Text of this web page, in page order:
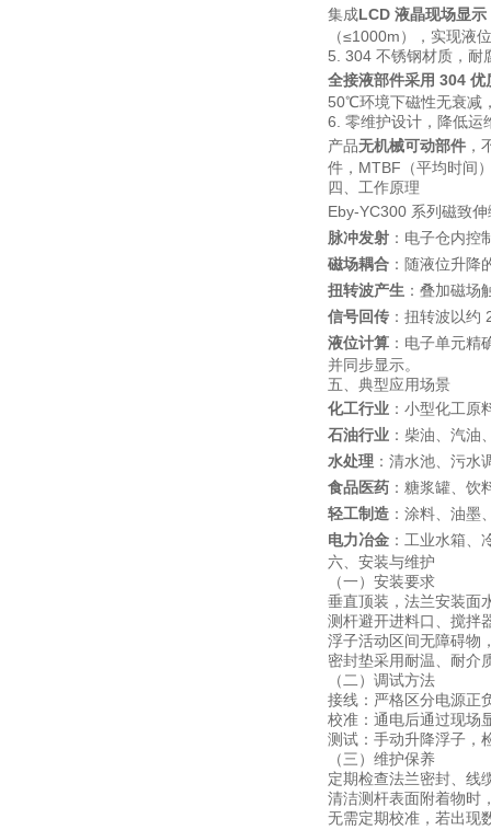
集成LCD 液晶现场显示
（≤1000m），实现液
5. 304 不锈钢材质，耐
全接液部件采用 304 优
50℃环境下磁性无衰减
6. 零维护设计，降低运
产品无机械可动部件 ，
件，MTBF（平均时间
四、工作原理
Eby-YC300 系列磁致
脉冲发射 ：电子仓内
磁场耦合 ：随液位升
扭转波产生 ：叠加磁
信号回传 ：扭转波以
液位计算 ：电子单元
并同步显示。
五、典型应用场景
化工行业 ：小型化工
石油行业 ：柴油、汽
水处理 ：清水池、污
食品医药 ：糖浆罐、
轻工制造 ：涂料、油
电力冶金 ：工业水箱
六、安装与维护
（一）安装要求
垂直顶装，法兰安装面
测杆避开进料口、搅拌
浮子活动区间无障碍物
密封垫采用耐温、耐介
（二）调试方法
接线：严格区分电源正
校准：通电后通过现场
测试：手动升降浮子，
（三）维护保养
定期检查法兰密封、线
清洁测杆表面附着物时
无需定期校准，若出现